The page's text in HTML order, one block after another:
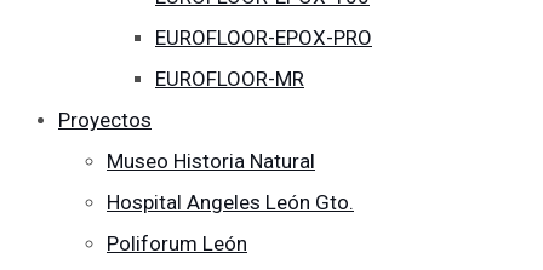
EUROFLOOR-EPOX-PRO
EUROFLOOR-MR
Proyectos
Museo Historia Natural
Hospital Angeles León Gto.
Poliforum León